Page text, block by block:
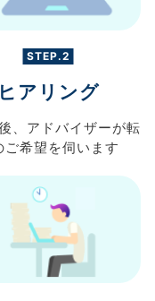
STEP.2
ヒアリング
、 アドバイザーが転
ご希望を伺います